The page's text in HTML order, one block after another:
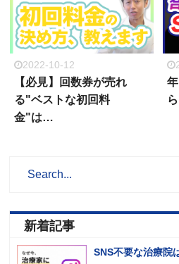
2022-10-12
【必見】回数券が売れ
る"ベストな初回料
金"は…
新着記事
SNS不要な治療院